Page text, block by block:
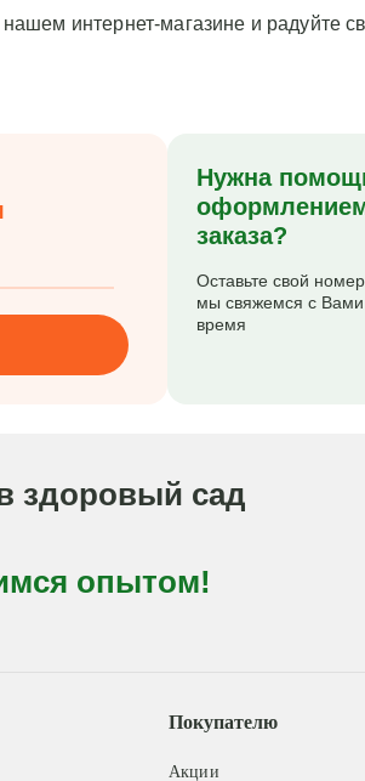
интернет-магазине и радуйте
Нужна
заказа?
Оставьте свой
мы свяжемся с
время
здоровый сад
опытом!
Покупателю
Акции